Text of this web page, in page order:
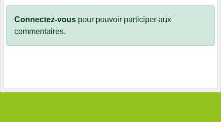
Connectez-vous pour pouvoir participer aux
commentaires.